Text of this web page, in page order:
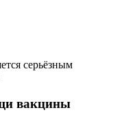
серьёзным
вакцины